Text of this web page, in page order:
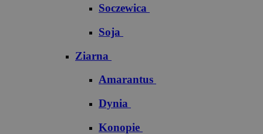
Soczewica
Soja
Ziarna
Amarantus
Dynia
Konopie